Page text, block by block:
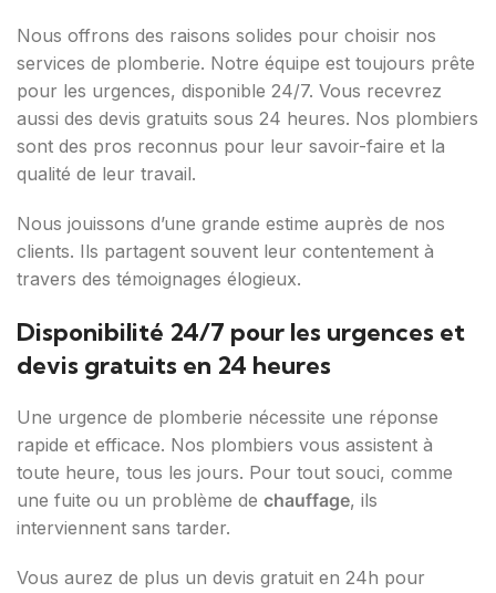
Nous offrons des raisons solides pour choisir nos
services de plomberie. Notre équipe est toujours prête
pour les urgences, disponible 24/7. Vous recevrez
aussi des devis gratuits sous 24 heures. Nos plombiers
sont des pros reconnus pour leur savoir-faire et la
qualité de leur travail.
Nous jouissons d’une grande estime auprès de nos
clients. Ils partagent souvent leur contentement à
travers des témoignages élogieux.
Disponibilité 24/7 pour les urgences et
devis gratuits en 24 heures
Une urgence de plomberie nécessite une réponse
rapide et efficace. Nos plombiers vous assistent à
toute heure, tous les jours. Pour tout souci, comme
une fuite ou un problème de chauffage, ils
interviennent sans tarder.
Vous aurez de plus un devis gratuit en 24h pour